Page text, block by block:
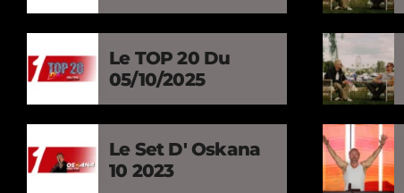
Le TOP 20 Du
05/10/2025
Le Set D' Oskana
10 2023